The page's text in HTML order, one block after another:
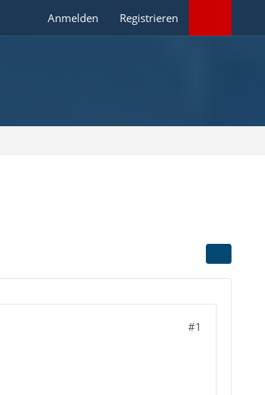
Anmelden Registrieren
#1